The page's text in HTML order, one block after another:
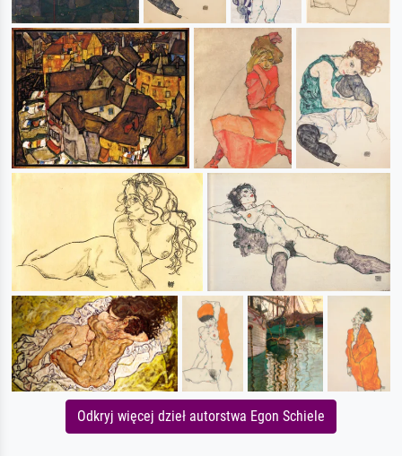
Odkryj więcej dzieł autorstwa Egon Schiele